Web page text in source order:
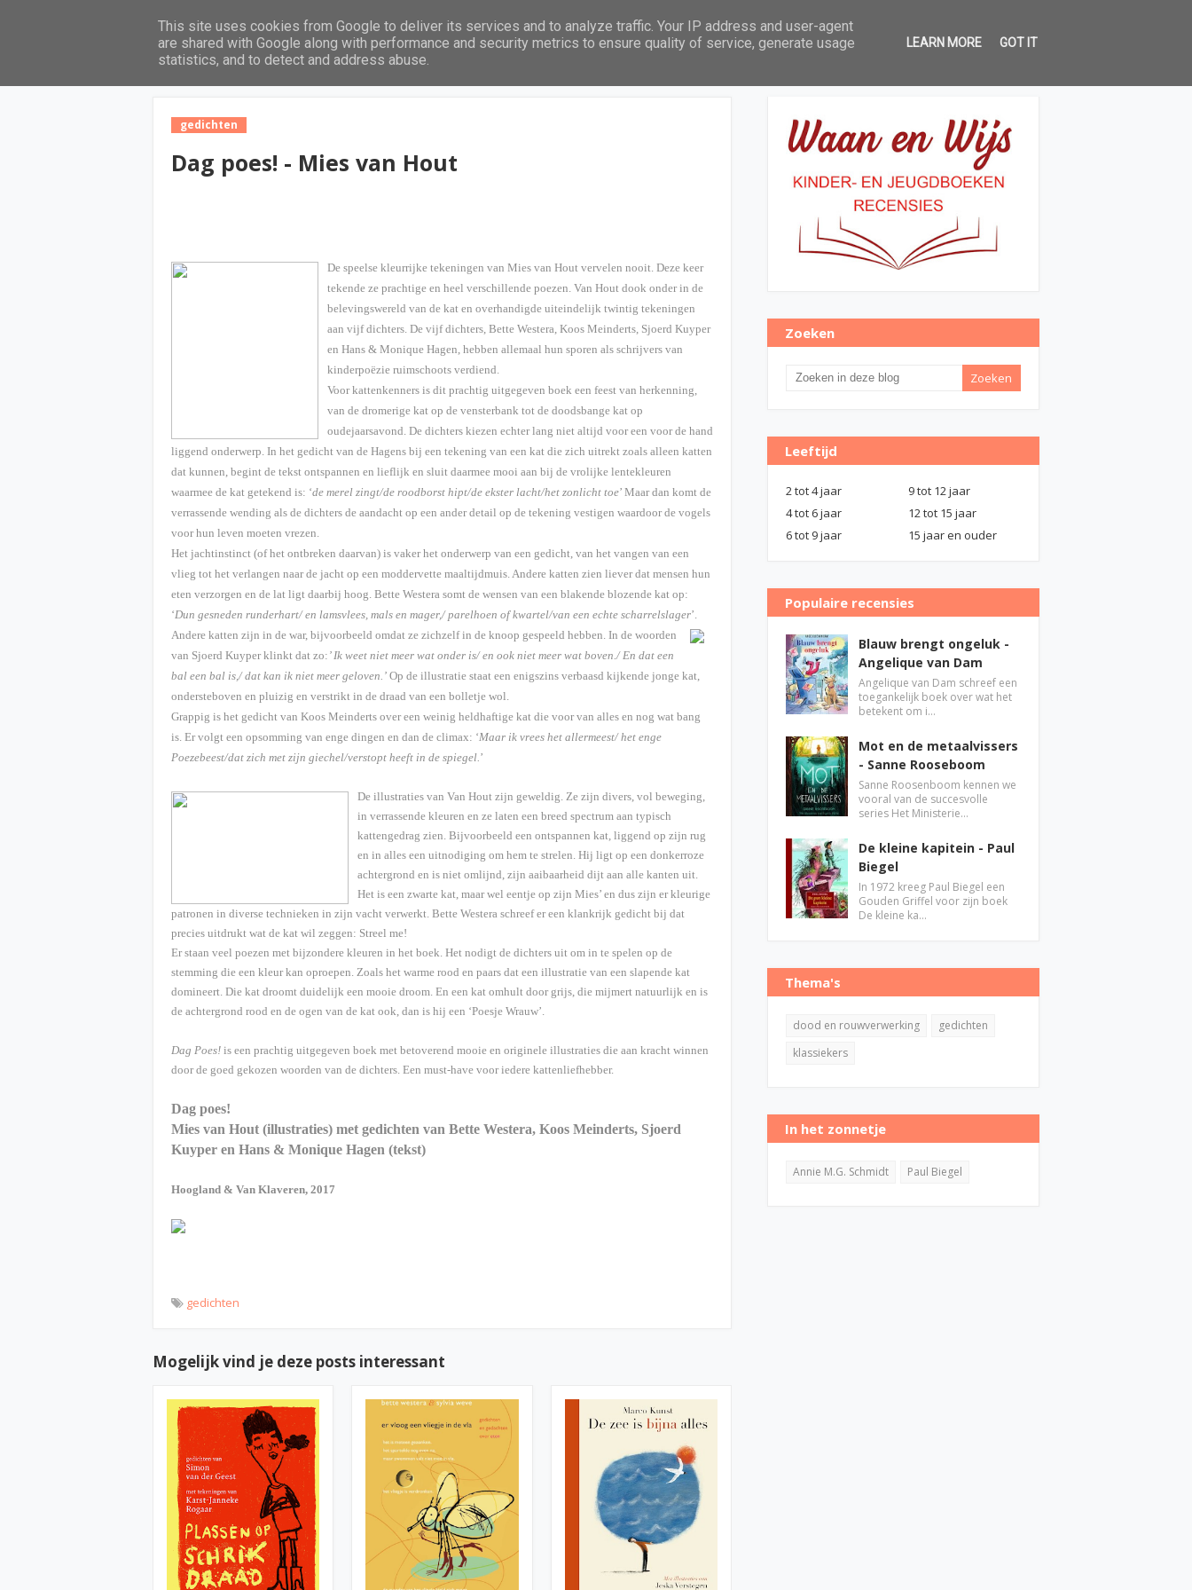
Home Leeftijd Thema's Pabo leeslijst In het zonnetje Over Waan en Wijs
gedichten
Dag poes! - Mies van Hout
De speelse kleurrijke tekeningen van Mies van Hout vervelen nooit. Deze keer
tekende ze prachtige en heel verschillende poezen. Van Hout dook onder in de
belevingswereld van de kat en overhandigde uiteindelijk twintig tekeningen
aan vijf dichters. De vijf dichters, Bette Westera, Koos Meinderts, Sjoerd Kuyper
en Hans & Monique Hagen, hebben allemaal hun sporen als schrijvers van
kinderpoëzie ruimschoots verdiend.
Voor kattenkenners is dit prachtig uitgegeven boek een feest van herkenning,
van de dromerige kat op de vensterbank tot de doodsbange kat op
oudejaarsavond. De dichters kiezen echter lang niet altijd voor een voor de hand
liggend onderwerp. In het gedicht van de Hagens bij een tekening van een kat die zich uitrekt zoals alleen katten
dat kunnen, begint de tekst ontspannen en lieflijk en sluit daarmee mooi aan bij de vrolijke lentekleuren
waarmee de kat getekend is: ‘de merel zingt/de roodborst hipt/de ekster lacht/het zonlicht toe’ Maar dan komt de
verrassende wending als de dichters de aandacht op een ander detail op de tekening vestigen waardoor de vogels
voor hun leven moeten vrezen.
Het jachtinstinct (of het ontbreken daarvan) is vaker het onderwerp van een gedicht, van het vangen van een
vlieg tot het verlangen naar de jacht op een moddervette maaltijdmuis. Andere katten zien liever dat mensen hun
eten verzorgen en de lat ligt daarbij hoog. Bette Westera somt de wensen van een blakende blozende kat op:
‘Dun gesneden runderhart/ en lamsvlees, mals en mager,/ parelhoen of kwartel/van een echte scharrelslager’.
Andere katten zijn in de war, bijvoorbeeld omdat ze zichzelf in de knoop gespeeld hebben. In de woorden
van Sjoerd Kuyper klinkt dat zo: ’ Ik weet niet meer wat onder is/ en ook niet meer wat boven./ En dat een
bal een bal is,/ dat kan ik niet meer geloven.’ Op de illustratie staat een enigszins verbaasd kijkende jonge kat,
ondersteboven en pluizig en verstrikt in de draad van een bolletje wol.
Grappig is het gedicht van Koos Meinderts over een weinig heldhaftige kat die voor van alles en nog wat bang
is. Er volgt een opsomming van enge dingen en dan de climax: ‘Maar ik vrees het allermeest/ het enge
Poezebeest/dat zich met zijn giechel/verstopt heeft in de spiegel.’
De illustraties van Van Hout zijn geweldig. Ze zijn divers, vol beweging,
in verrassende kleuren en ze laten een breed spectrum aan typisch
kattengedrag zien. Bijvoorbeeld een ontspannen kat, liggend op zijn rug
en in alles een uitnodiging om hem te strelen. Hij ligt op een donkerroze
achtergrond en is niet omlijnd, zijn aaibaarheid dijt aan alle kanten uit.
Het is een zwarte kat, maar wel eentje op zijn Mies’ en dus zijn er kleurige
patronen in diverse technieken in zijn vacht verwerkt. Bette Westera schreef er een klankrijk gedicht bij dat
precies uitdrukt wat de kat wil zeggen: Streel me!
Er staan veel poezen met bijzondere kleuren in het boek. Het nodigt de dichters uit om in te spelen op de
stemming die een kleur kan oproepen. Zoals het warme rood en paars dat een illustratie van een slapende kat
domineert. Die kat droomt duidelijk een mooie droom. En een kat omhult door grijs, die mijmert natuurlijk en is
de achtergrond rood en de ogen van de kat ook, dan is hij een ‘Poesje Wrauw’.
Dag Poes! is een prachtig uitgegeven boek met betoverend mooie en originele illustraties die aan kracht winnen
door de goed gekozen woorden van de dichters. Een must-have voor iedere kattenliefhebber.
Dag poes!
Mies van Hout (illustraties) met gedichten van Bette Westera, Koos Meinderts, Sjoerd
Kuyper en Hans & Monique Hagen (tekst)
Hoogland & Van Klaveren, 2017
gedichten
Mogelijk vind je deze posts interessant
Zoeken
Leeftijd
2 tot 4 jaar
9 tot 12 jaar
4 tot 6 jaar
12 tot 15 jaar
6 tot 9 jaar
15 jaar en ouder
Populaire recensies
Blauw brengt ongeluk -
Angelique van Dam
Angelique van Dam schreef een
toegankelijk boek over wat het
betekent om i…
Mot en de metaalvissers
- Sanne Rooseboom
Sanne Roosenboom kennen we
vooral van de succesvolle
series Het Ministerie…
De kleine kapitein - Paul
Biegel
In 1972 kreeg Paul Biegel een
Gouden Griffel voor zijn boek
De kleine ka…
Thema's
dood en rouwverwerking
gedichten
klassiekers
In het zonnetje
Annie M.G. Schmidt Paul Biegel
This site uses cookies from Google to deliver its services and to analyze traffic. Your IP address and user-agent
are shared with Google along with performance and security metrics to ensure quality of service, generate usage
statistics, and to detect and address abuse.
LEARN MORE GOT IT